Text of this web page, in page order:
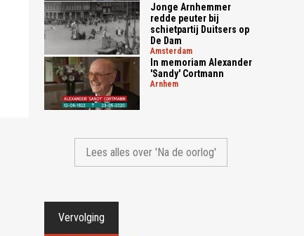
Jonge Arnhemmer
redde peuter bij
schietpartij Duitsers op
De Dam
amsterdam
In memoriam Alexander
'Sandy' Cortmann
arnhem
Lees alles over 'Na de oorlog'
Vervolging